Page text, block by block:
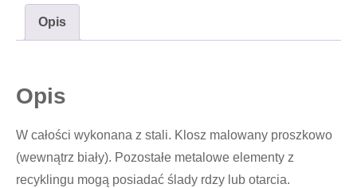
Opis
Opis
W całości wykonana z stali. Klosz malowany proszkowo
(wewnątrz biały). Pozostałe metalowe elementy z
recyklingu mogą posiadać ślady rdzy lub otarcia.